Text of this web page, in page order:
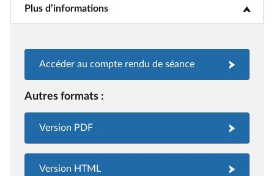
Plus d’informations<b>Plus d’informations</b>
Accéder au compte rendu de séance
Autres formats :
Version PDF
Version HTML